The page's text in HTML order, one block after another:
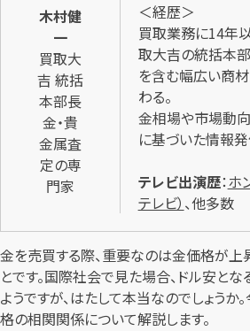
カンタン無料
木村健
一
買取大
吉 統括
本部長
金・貴
金属査
定の専
門家
＜経歴＞
買取業務に14年
取大吉の統括本部
を含む幅広い商
わる。
金相場や市場動
に基づいた情報発
テレビ出演歴：ホ
テレビ） 、他多数
金を売買する際、重要なのは金価格が上
とです。国際社会で見た場合、ドル安とな
ようですが、はたして本当なのでしょうか
格の相関関係について解説します。